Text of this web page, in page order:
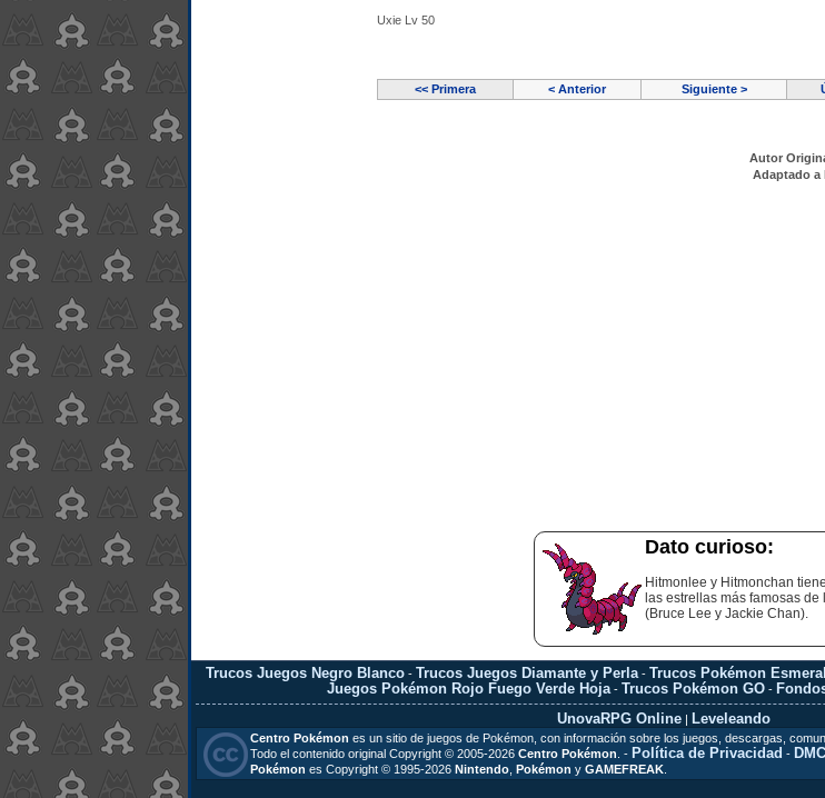
Uxie Lv 50
<< Primera < Anterior Siguiente >
Autor
Adaptado a
Dato curioso:
Hitmonlee y Hitmonchan
las estrellas más famosas
(Bruce Lee y Jackie Chan).
Trucos Juegos Negro Blanco- Trucos Juegos Diamante y Perla- Trucos Pokémon
Juegos Pokémon Rojo Fuego Verde Hoja -Trucos Pokémon GO -
UnovaRPG Online | Leveleando
Centro Pokémon es un sitio de juegos de Pokémon, con información sobre los juegos, descargas,
Todo el contenido original Copyright © 2005-2026 Centro Pokémon . - Política de Privacidad -
Pokémon es Copyright © 1995-2026 Nintendo Pokémon y GAMEFREAK